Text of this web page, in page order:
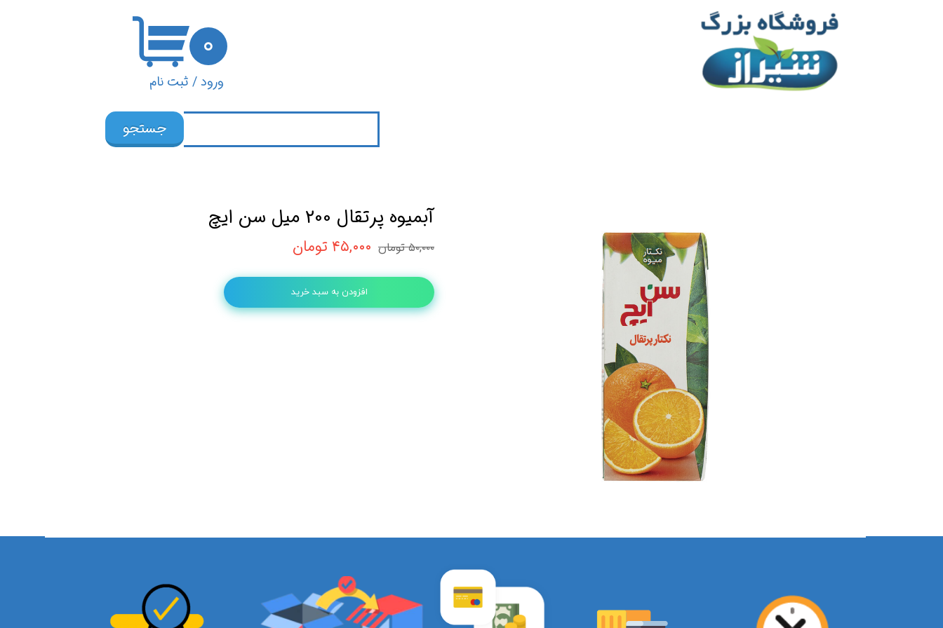
ورود/ ثبت نام
حساب کاربری من
تغییر گذر واژه
کاربری
۰
جستجو
آبمیوه پرتقال 200 میل سن ایچ
۵۰,۰۰۰ تومان ۴۵,۰۰۰ تومان
افزودن به سبد خرید